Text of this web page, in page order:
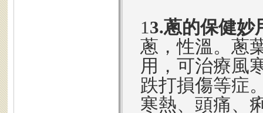
13.蔥的保健妙
蔥，性溫。蔥
用，可治療風
跌打損傷等症
寒熱、頭痛、